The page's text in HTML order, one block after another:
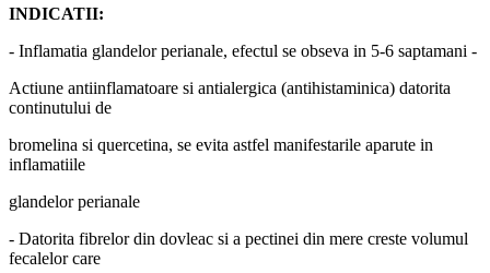
INDICATII:
- Inflamatia glandelor perianale, efectul se obseva in 5-6 saptamani -
Actiune antiinflamatoare si antialergica (antihistaminica) datorita
continutului de
bromelina si quercetina, se evita astfel manifestarile aparute in
inflamatiile
glandelor perianale
- Datorita fibrelor din dovleac si a pectinei din mere creste volumul
fecalelor care